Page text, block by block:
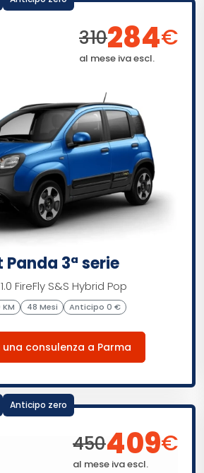
310284€
al mese iva escl.
Panda 3ª serie
FireFly S&S Hybrid Pop
48 Mesi Anticipo 0 €
una consulenza a Parma
450409€
al mese iva escl.
Anticipo zero